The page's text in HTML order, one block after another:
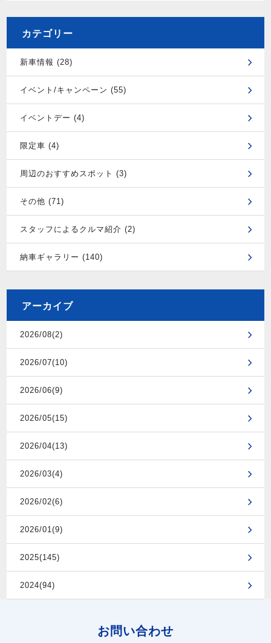
カテゴリー
新車情報 (28)
イベント/キャンペーン (55)
イベントデー (4)
限定車 (4)
周辺のおすすめスポット (3)
その他 (71)
スタッフによるクルマ紹介 (2)
納車ギャラリー (140)
アーカイブ
2026/08(2)
2026/07(10)
2026/06(9)
2026/05(15)
2026/04(13)
2026/03(4)
2026/02(6)
2026/01(9)
2025(145)
2024(94)
お問い合わせ